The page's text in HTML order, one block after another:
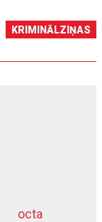
KRIMINĀLZIŅAS
octa
dziļurbums